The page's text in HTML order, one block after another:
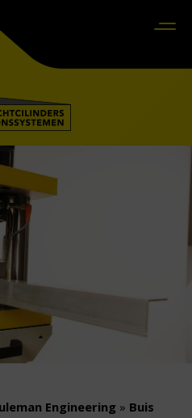
Engineering » Buis